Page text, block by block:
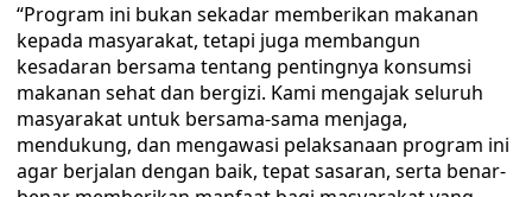
“Program ini bukan sekadar memberikan makanan
kepada masyarakat, tetapi juga membangun
kesadaran bersama tentang pentingnya konsumsi
makanan sehat dan bergizi. Kami mengajak seluruh
masyarakat untuk bersama-sama menjaga,
mendukung, dan mengawasi pelaksanaan program ini
agar berjalan dengan baik, tepat sasaran, serta benar-